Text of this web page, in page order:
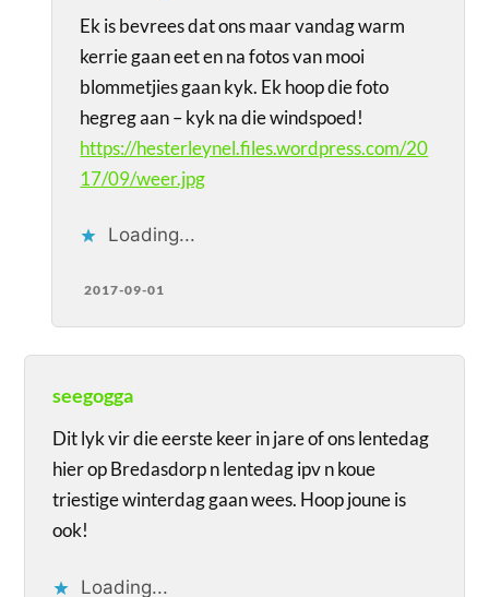
Ek is bevrees dat ons maar vandag warm
kerrie gaan eet en na fotos van mooi
blommetjies gaan kyk. Ek hoop die foto
hegreg aan – kyk na die windspoed!
https://hesterleynel.files.wordpress.com/20
17/09/weer.jpg
Loading...
2017-09-01
seegogga
Dit lyk vir die eerste keer in jare of ons lentedag
hier op Bredasdorp n lentedag ipv n koue
triestige winterdag gaan wees. Hoop joune is
ook!
Loading...